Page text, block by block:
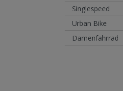
Singlespeed
Urban Bike
Damenfahrrad